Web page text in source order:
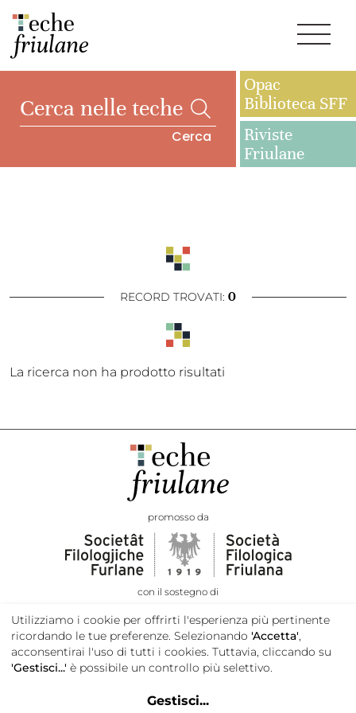
Cerca
Opac
Biblioteca SFF
Riviste
Friulane
RECORD TROVATI: 0
La ricerca non ha prodotto risultati
promosso da
con il sostegno di
Utilizziamo i cookie per offrirti l'esperienza più pertinente
ricordando le tue preferenze. Selezionando 'Accetta',
acconsentirai l'uso di tutti i cookies. Tuttavia, cliccando su
'Gestisci...' è possibile un controllo più selettivo.
Gestisci...